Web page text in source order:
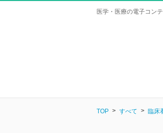
医学・医療の電子コン
TOP すべて 臨床